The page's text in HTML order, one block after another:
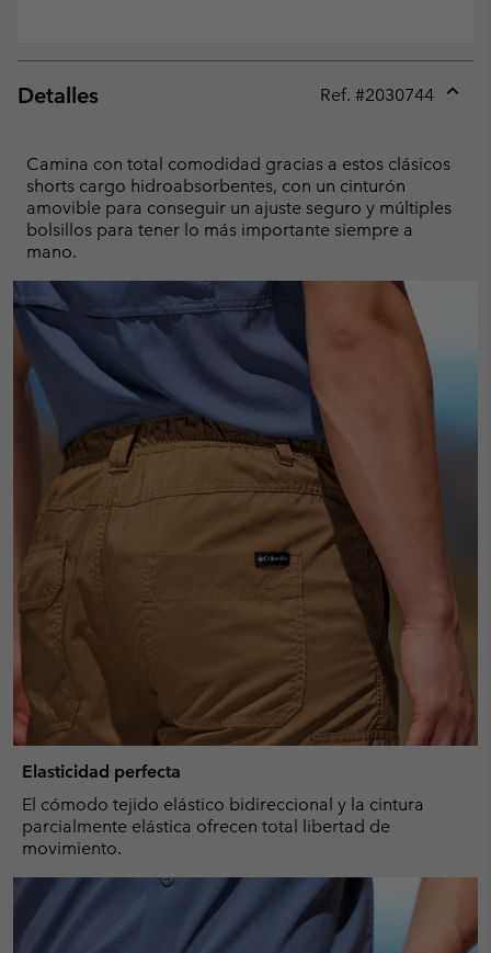
Detalles Ref. #2030744
Camina con total comodidad gracias a estos clásicos
shorts cargo hidroabsorbentes, con un cinturón
amovible para conseguir un ajuste seguro y múltiples
bolsillos para tener lo más importante siempre a
mano.
Elasticidad perfecta
El cómodo tejido elástico bidireccional y la cintura
parcialmente elástica ofrecen total libertad de
movimiento.